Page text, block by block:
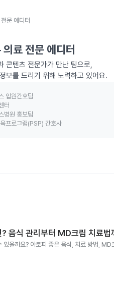
문 에디터
의료 전문 에디터
콘텐츠 전문가가 만난 팀으로,
보를 드리기 위해 노력하고 있어요.
입원간호팀
터
병원 홍보팀
프로그램(PSP) 간호사
음식 관리부터 MD크림 치료법
있을까요? 아토피 좋은 음식, 치료 방법, MD